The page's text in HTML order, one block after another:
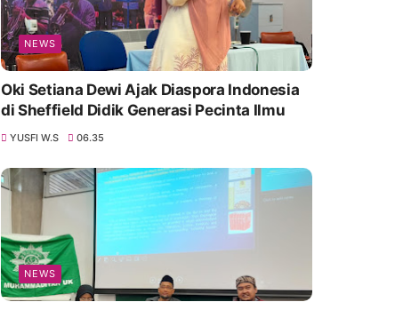
NEWS
Oki Setiana Dewi Ajak Diaspora Indonesia
di Sheffield Didik Generasi Pecinta Ilmu
YUSFI W.S 06.35
NEWS